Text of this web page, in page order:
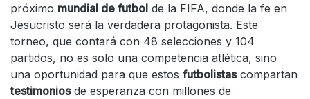
próximo mundial de futbol de la FIFA, donde la fe en
Jesucristo será la verdadera protagonista. Este
torneo, que contará con 48 selecciones y 104
partidos, no es solo una competencia atlética, sino
una oportunidad para que estos futbolistascompartan
testimoniosde esperanza con millones de